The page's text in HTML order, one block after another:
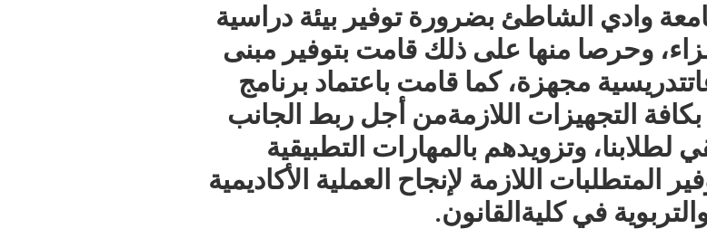
وادي الشاطئ بضرورة توفير بيئة دراسية
وحرصا منها على ذلك قامت بتوفير مبنى
تدريسية مجهزة، كما قامت باعتماد برنامج
بكافة التجهيزات اللازمةمن أجل ربط الجانب
لطلابنا، وتزويدهم بالمهارات التطبيقية
المتطلبات اللازمة لإنجاح العملية الأكاديمية
في كلية القانون.